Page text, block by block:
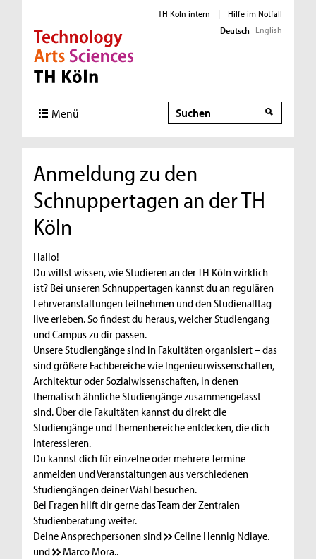
Direkt zur Hauptnavigation
Direkt zur Subnavigation
Direkt zum Inhalt
Direkt zum Fußbereich
TH Köln intern |
Hilfe im Notfall
Deutsch English
Menü Suche
Anmeldung zu den
Schnuppertagen an der TH
Köln
Hallo!
Du willst wissen, wie Studieren an der TH Köln wirklich
ist? Bei unseren Schnuppertagen kannst du an regulären
Lehrveranstaltungen teilnehmen und den Studienalltag
live erleben. So findest du heraus, welcher Studiengang
und Campus zu dir passen.
Unsere Studiengänge sind in Fakultäten organisiert – das
sind größere Fachbereiche wie Ingenieurwissenschaften,
Architektur oder Sozialwissenschaften, in denen
thematisch ähnliche Studiengänge zusammengefasst
sind. Über die Fakultäten kannst du direkt die
Studiengänge und Themenbereiche entdecken, die dich
interessieren.
Du kannst dich für einzelne oder mehrere Termine
anmelden und Veranstaltungen aus verschiedenen
Studiengängen deiner Wahl besuchen.
Bei Fragen hilft dir gerne das Team der Zentralen
Studienberatung weiter.
Deine Ansprechpersonen sind
­ Celine Hennig Ndiaye.
und
­Marco Mora..